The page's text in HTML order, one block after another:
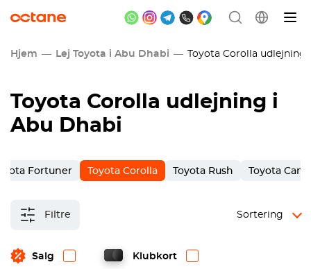
Hjem Lej Toyota i Abu Dhabi Toyota Corolla udlejning
Toyota Corolla udlejning i
Abu Dhabi
Fortuner Toyota Corolla Toyota Rush Toyota
Filtre
Salg Klubkort
Sortering